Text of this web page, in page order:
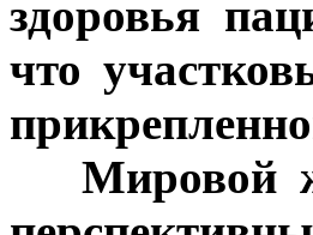
здоровья
что
Мировой